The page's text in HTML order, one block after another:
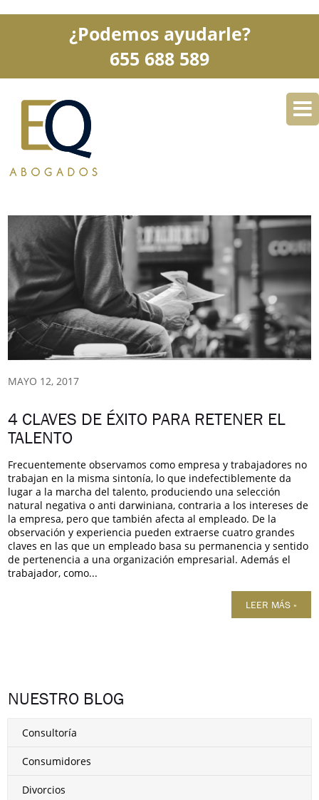
¿Podemos ayudarle?
655 688 589
SERVICIOS
BLOG CONTACTO
MAYO 12, 2017
4 CLAVES DE ÉXITO PARA RETENER EL
TALENTO
Frecuentemente observamos como empresa y trabajadores no
trabajan en la misma sintonía, lo que indefectiblemente da
lugar a la marcha del talento, produciendo una selección
natural negativa o anti darwiniana, contraria a los intereses de
la empresa, pero que también afecta al empleado. De la
observación y experiencia pueden extraerse cuatro grandes
claves en las que un empleado basa su permanencia y sentido
de pertenencia a una organización empresarial. Además el
trabajador, como...
LEER MÁS »
NUESTRO BLOG
Consultoría
Consumidores
Divorcios